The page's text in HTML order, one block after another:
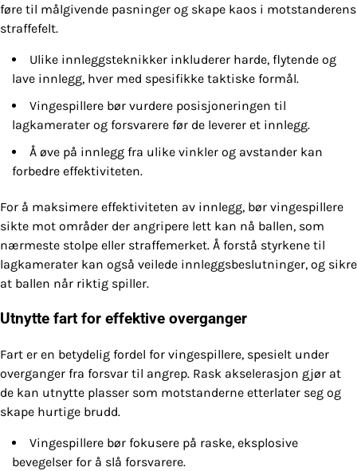
føre til målgivende pasninger og skape kaos i motstanderens
straffefelt.
Ulike innleggsteknikker inkluderer harde, flytende og
lave innlegg, hver med spesifikke taktiske formål.
Vingespillere bør vurdere posisjoneringen til
lagkamerater og forsvarere før de leverer et innlegg.
Å øve på innlegg fra ulike vinkler og avstander kan
forbedre effektiviteten.
For å maksimere effektiviteten av innlegg, bør vingespillere
sikte mot områder der angripere lett kan nå ballen, som
nærmeste stolpe eller straffemerket. Å forstå styrkene til
lagkamerater kan også veilede innleggsbeslutninger, og sikre
at ballen når riktig spiller.
Utnytte fart for effektive overganger
Fart er en betydelig fordel for vingespillere, spesielt under
overganger fra forsvar til angrep. Rask akselerasjon gjør at
de kan utnytte plasser som motstanderne etterlater seg og
skape hurtige brudd.
Vingespillere bør fokusere på raske, eksplosive
bevegelser for å slå forsvarere.